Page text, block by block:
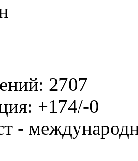
2707
+174/-0
-